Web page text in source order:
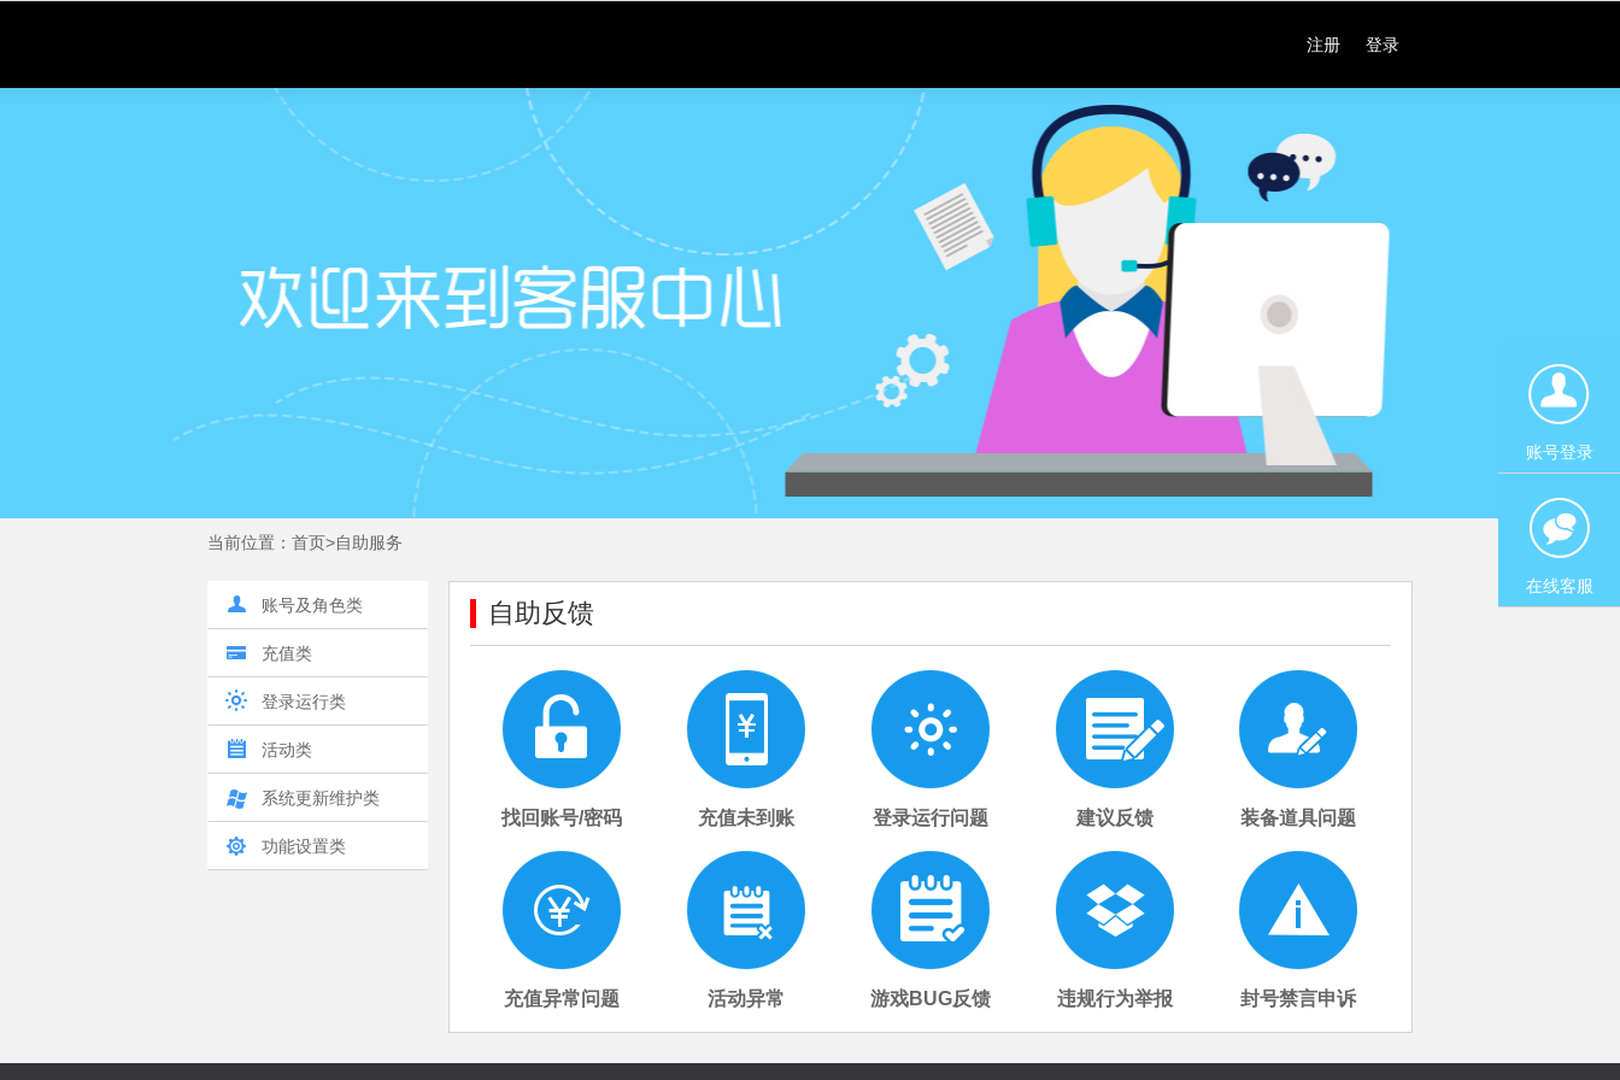
登录
注册
当前位置： 首页>自助服务
账号及角色类
充值类
登录运行类
活动类
系统更新维护类
功能设置类
自助反馈
找回账号/密码 充值未到账 登录运行问题 建议反馈 装备道具问题
充值异常问题 活动异常 游戏BUG反馈 违规行为举报 封号禁言申诉
账号登录
在线客服